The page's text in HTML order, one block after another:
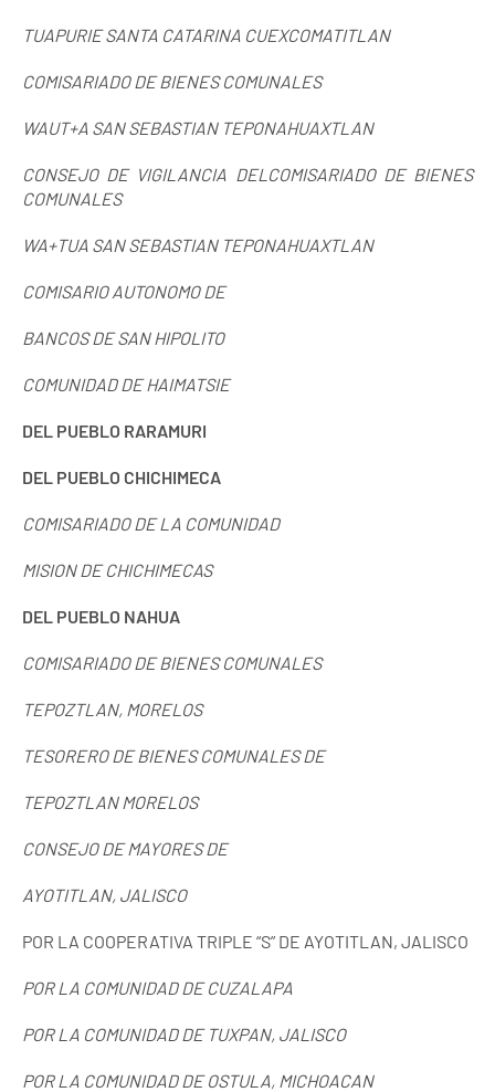
TUAPURIE SANTA CATARINA CUEXCOMATITLAN
COMISARIADO DE BIENES COMUNALES
WAUT+A SAN SEBASTIAN TEPONAHUAXTLAN
CONSEJO DE VIGILANCIA DELCOMISARIADO DE BIENES
COMUNALES
WA+TUA SAN SEBASTIAN TEPONAHUAXTLAN
COMISARIO AUTONOMO DE
BANCOS DE SAN HIPOLITO
COMUNIDAD DE HAIMATSIE
DEL PUEBLO RARAMURI
DEL PUEBLO CHICHIMECA
COMISARIADO DELA COMUNIDAD
MISION DE CHICHIMECAS
DEL PUEBLO NAHUA
COMISARIADO DE BIENES COMUNALES
TEPOZTLAN, MORELOS
TESORERO DE BIENES COMUNALES DE
TEPOZTLAN MORELOS
CONSEJO DE MAYORES DE
AYOTITLAN, JALISCO
POR LA COOPERATIVA TRIPLE “S” DE AYOTITLAN, JALISCO
POR LA COMUNIDAD DE CUZALAPA
POR LA COMUNIDAD DE TUXPAN, JALISCO
POR LA COMUNIDAD DE OSTULA, MICHOACAN